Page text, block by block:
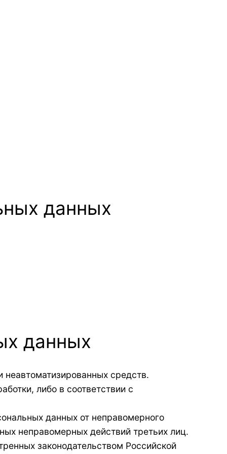
данных
данных
средств.
либо в соответствии с
данных от неправомерного
неправомерных действий третьих лиц.
законодательством Российской